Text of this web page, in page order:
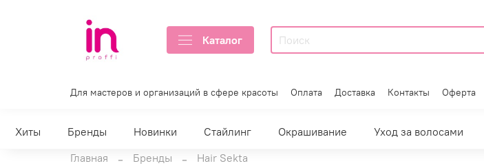
Каталог
Для мастеров и организаций в сфере красоты Оплата Доставка Контакты Оферта
Хиты Бренды Новинки Стайлинг Окрашивание Уход за волосами
Главная
Бренды Hair Sekta